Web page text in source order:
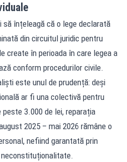
să înțeleagă că o lege declarată
din circuitul juridic pentru
create în perioada în care legea a
conform procedurilor civile.
este unul de prudență: deși
ar fi una colectivă pentru
3.000 de lei, reparația
2025 – mai 2026 rămâne o
nefiind garantată prin